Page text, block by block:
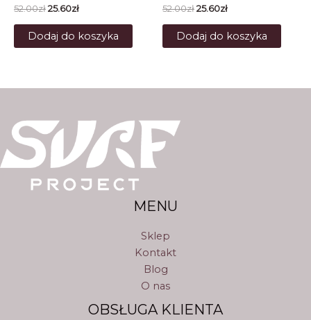
52.00złPierwotna
wynosiła:
52.00zł.
25.60złAktualna
wynosi:
25.60zł.
Dodaj do koszyka
52.00złPierwotna
wynosiła:
52.00zł.
25.60złAktualna
wynosi:
25.60zł.
Dodaj do koszyka
MENU
Sklep
Kontakt
Blog
O nas
OBSŁUGA KLIENTA